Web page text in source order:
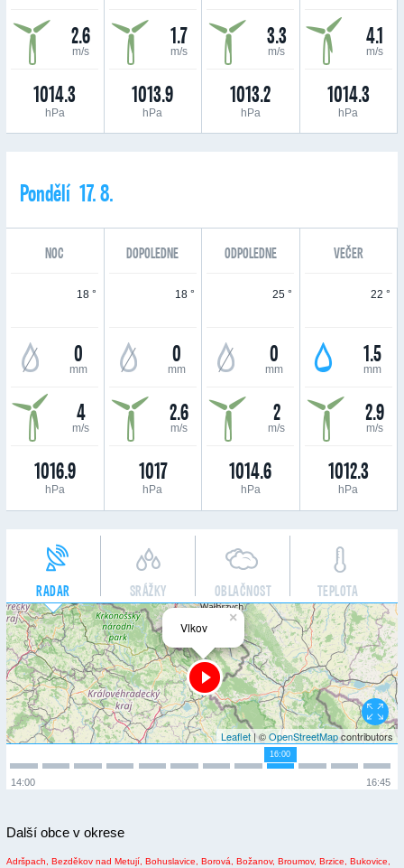
2.6
m/s
1014.3
hPa
1.7
m/s
1013.9
hPa
3.3
m/s
1013.2
hPa
4.1
m/s
1014.3
hPa
Pondělí 17. 8.
NOC DOPOLEDNE ODPOLEDNE VEČER
18 °
0
mm
4
m/s
1016.9
hPa
18 °
0
mm
2.6
m/s
1017
hPa
25 °
0
mm
2
m/s
1014.6
hPa
22 °
1.5
mm
2.9
m/s
1012.3
hPa
RADAR SRÁŽKY OBLAČNOST TEPLOTA
×
Vlkov
Leaflet| ©OpenStreetMapcontributors
16:00
16:45
14:00
Další obce v okrese
Adršpach, Bezděkov nad Metují, Bohuslavice, Borová, Božanov, Broumov, Brzice,
Bukovice,